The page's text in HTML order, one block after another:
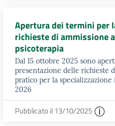
Apertura dei termini per
richieste di ammissione
psicoterapia
Dal 15 ottobre 2025 sono
presentazione delle richieste
pratico per la specializzazione
2026
Pubblicato il 13/10/2025